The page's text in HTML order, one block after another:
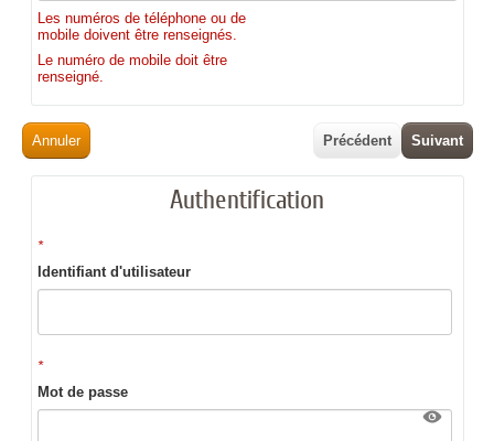
Les numéros de téléphone ou de
mobile doivent être renseignés.
Le numéro de mobile doit être
renseigné.
Annuler Suivant
Précédent
Authentification
*
Identifiant d'utilisateur
*
Mot de passe